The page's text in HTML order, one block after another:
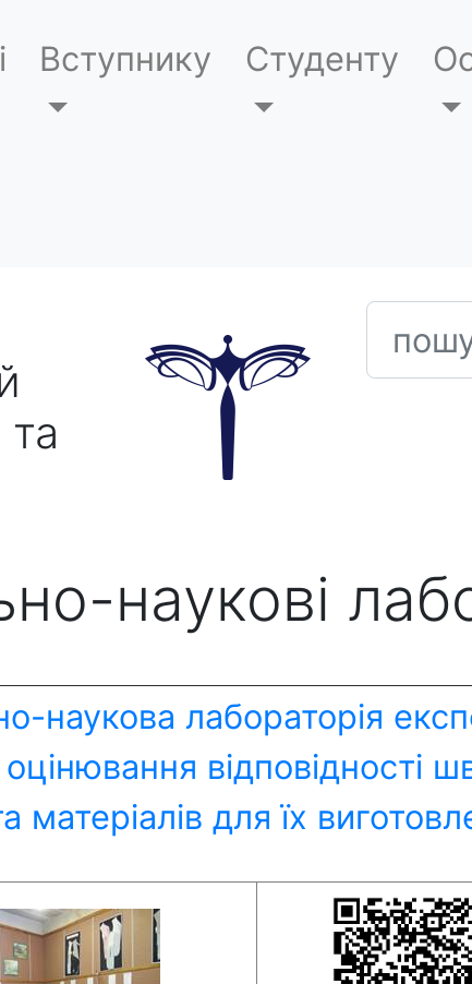
Вступнику Студенту
наукові
наукова лабораторія
оцінювання відповідності
матеріалів для їх